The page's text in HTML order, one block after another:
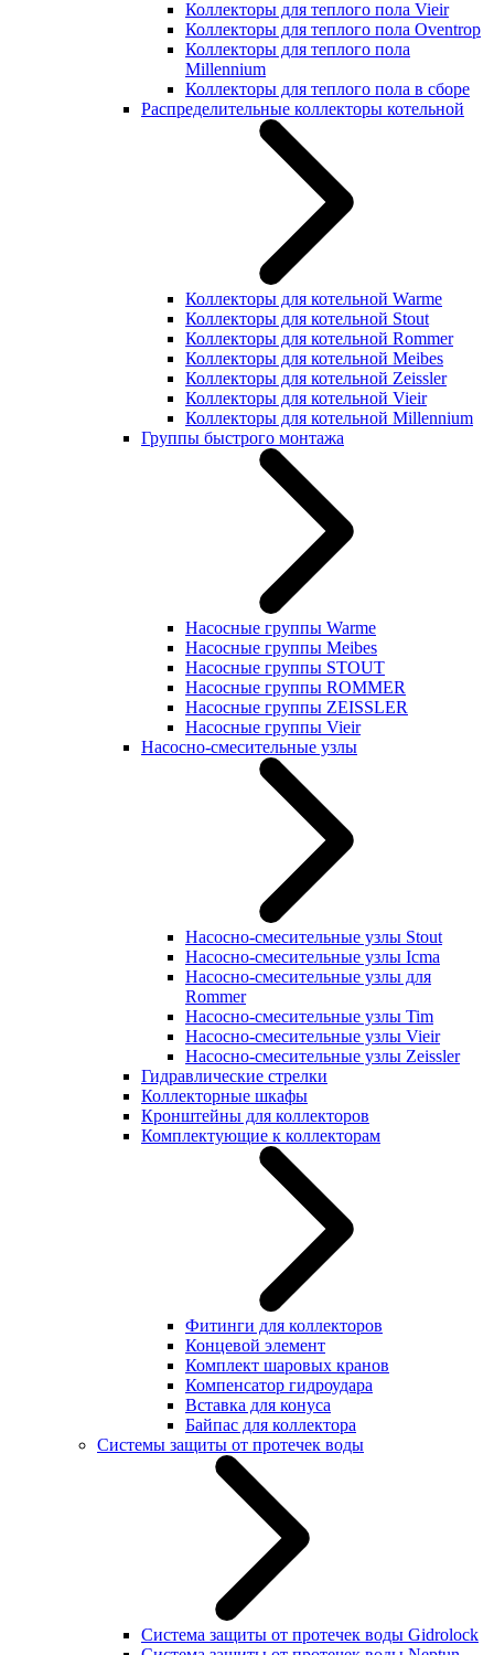
Коллекторы для теплого пола Vieir
Коллекторы для теплого пола Oventrop
Коллекторы для теплого пола
Millennium
Коллекторы для теплого пола в сборе
Распределительные коллекторы котельной
Коллекторы для котельной Warme
Коллекторы для котельной Stout
Коллекторы для котельной Rommer
Коллекторы для котельной Meibes
Коллекторы для котельной Zeissler
Коллекторы для котельной Vieir
Коллекторы для котельной Millennium
Группы быстрого монтажа
Насосные группы Warme
Насосные группы Meibes
Насосные группы STOUT
Насосные группы ROMMER
Насосные группы ZEISSLER
Насосные группы Vieir
Насосно-смесительные узлы
Насосно-смесительные узлы Stout
Насосно-смесительные узлы Icma
Насосно-смесительные узлы для
Rommer
Насосно-смесительные узлы Tim
Насосно-смесительные узлы Vieir
Насосно-смесительные узлы Zeissler
Гидравлические стрелки
Коллекторные шкафы
Кронштейны для коллекторов
Комплектующие к коллекторам
Фитинги для коллекторов
Концевой элемент
Комплект шаровых кранов
Компенсатор гидроудара
Вставка для конуса
Байпас для коллектора
Системы защиты от протечек воды
Система защиты от протечек воды Gidrolock